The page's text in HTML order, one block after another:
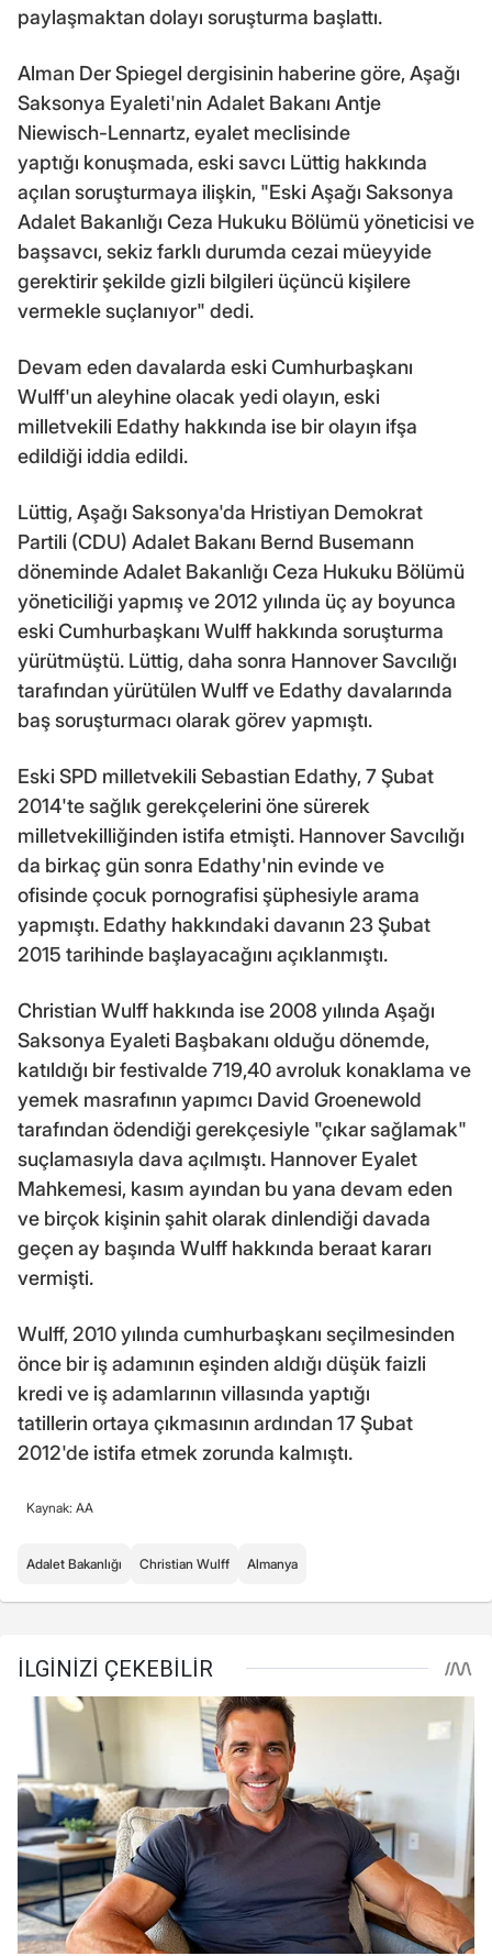
paylaşmaktan dolayı soruşturma başlattı.
Alman Der Spiegel dergisinin haberine göre, Aşağı
Saksonya Eyaleti'nin Adalet Bakanı Antje
Niewisch-Lennartz, eyalet meclisinde
yaptığı konuşmada, eski savcı Lüttig hakkında
açılan soruşturmaya ilişkin, "Eski Aşağı Saksonya
Adalet Bakanlığı Ceza Hukuku Bölümü yöneticisi ve
başsavcı, sekiz farklı durumda cezai müeyyide
gerektirir şekilde gizli bilgileri üçüncü kişilere
vermekle suçlanıyor" dedi.
Devam eden davalarda eski Cumhurbaşkanı
Wulff'un aleyhine olacak yedi olayın, eski
milletvekili Edathy hakkında ise bir olayın ifşa
edildiği iddia edildi.
Lüttig, Aşağı Saksonya'da Hristiyan Demokrat
Partili (CDU) Adalet Bakanı Bernd Busemann
döneminde Adalet Bakanlığı Ceza Hukuku Bölümü
yöneticiliği yapmış ve 2012 yılında üç ay boyunca
eski Cumhurbaşkanı Wulff hakkında soruşturma
yürütmüştü. Lüttig, daha sonra Hannover Savcılığı
tarafından yürütülen Wulff ve Edathy davalarında
baş soruşturmacı olarak görev yapmıştı.
Eski SPD milletvekili Sebastian Edathy, 7 Şubat
2014'te sağlık gerekçelerini öne sürerek
milletvekilliğinden istifa etmişti. Hannover Savcılığı
da birkaç gün sonra Edathy'nin evinde ve
ofisinde çocuk pornografisi şüphesiyle arama
yapmıştı. Edathy hakkındaki davanın 23 Şubat
2015 tarihinde başlayacağını açıklanmıştı.
Christian Wulff hakkında ise 2008 yılında Aşağı
Saksonya Eyaleti Başbakanı olduğu dönemde,
katıldığı bir festivalde 719,40 avroluk konaklama ve
yemek masrafının yapımcı David Groenewold
tarafından ödendiği gerekçesiyle "çıkar sağlamak"
suçlamasıyla dava açılmıştı. Hannover Eyalet
Mahkemesi, kasım ayından bu yana devam eden
ve birçok kişinin şahit olarak dinlendiği davada
geçen ay başında Wulff hakkında beraat kararı
vermişti.
Wulff, 2010 yılında cumhurbaşkanı seçilmesinden
önce bir iş adamının eşinden aldığı düşük faizli
kredi ve iş adamlarının villasında yaptığı
tatillerin ortaya çıkmasının ardından 17 Şubat
2012'de istifa etmek zorunda kalmıştı.
Kaynak: AA
Adalet Bakanlığı Christian Wulff Almanya